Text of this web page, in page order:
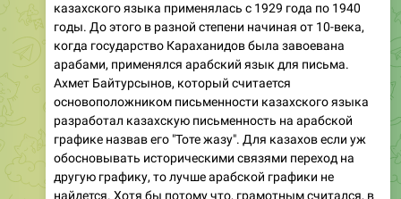
казахского языка применялась с 1929 года по 1940
годы. До этого в разной степени начиная от 10-века,
когда государство Караханидов была завоевана
арабами, применялся арабский язык для письма.
Ахмет Байтурсынов, который считается
основоположником письменности казахского языка
разработал казахскую письменность на арабской
графике назвав его "Тоте жазу". Для казахов если уж
обосновывать историческими связями переход на
другую графику, то лучше арабской графики не
найдется. Хотя бы потому что, грамотным считался, в